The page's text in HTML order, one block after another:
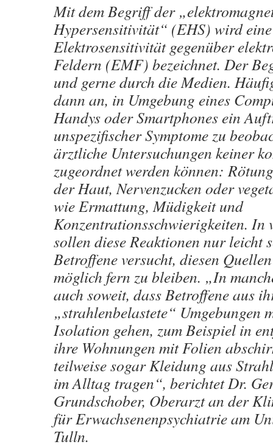
Mit dem Begriff der
Hypersensitivität“ (EHS) wird
Elektrosensitivität gegenüber
Feldern (EMF) bezeichnet. Der
und gerne durch die Medien.
dann an, in Umgebung eines
Handys oder Smartphones ein
unspezifischer Symptome zu
ärztliche Untersuchungen keiner
zugeordnet werden können:
der Haut, Nervenzucken oder
wie Ermattung, Müdigkeit und
Konzentrationsschwierigkeiten. In
sollen diese Reaktionen nur leicht
Betroffene versucht, diesen
möglich fern zu bleiben. „In
auch soweit, dass Betroffene aus
„strahlenbelastete“ Umgebungen
Isolation gehen, zum Beispiel in
ihre Wohnungen mit Folien
teilweise sogar Kleidung aus
im Alltag tragen“, berichtet Dr.
Grundschober, Oberarzt an der
für Erwachsenenpsychiatrie am
Tulln.